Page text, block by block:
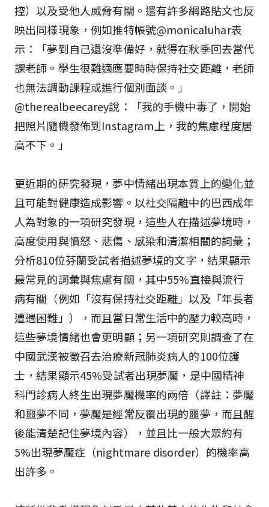
控）以及受他人威脅有關。還有許多網路貼文也反
映出同樣現象，例如推特帳號@monicaluhar表
示：「夢到自己還沒準備好，就得在秋季回去當代
課老師。學生很難適應要時時保持社交距離，老師
也無法調動課程或進行個別面談。」
@therealbeecarey說：「我的手機中毒了，開始
把照片隨機發佈到Instagram上，我的焦慮程度居
高不下。」
更近期的研究發現，夢中情緒出現本質上的變化並
且可能對健康造成影響。以社交隔離中的巴西成年
人為對象的一項研究發現，這些人在描述夢境時，
高度使用與憤怒、悲傷、感染和清潔相關的詞彙；
分析810位芬蘭受試者描述夢境的文字，結果顯示
最常見的詞彙與焦慮有關，其中55%直接與流行
病有關（例如「沒有保持社交距離」以及「年長者
遭遇困難」），而且當日常生活中的壓力較高時，
這些夢境情緒也會更明顯；另一項研究則調查了在
中國武漢被徵召去治療新冠肺炎病人的100位護
士，結果顯示45%受試者出現夢魘，是中國精神
科門診病人終生出現夢魘機率的兩倍（譯註：夢魘
和噩夢不同，夢魘是經常反覆出現的噩夢，而且醒
後能清楚記住夢境內容），並且比一般大眾約有
5%出現夢魘症（nightmare disorder）的機率高
出許多。